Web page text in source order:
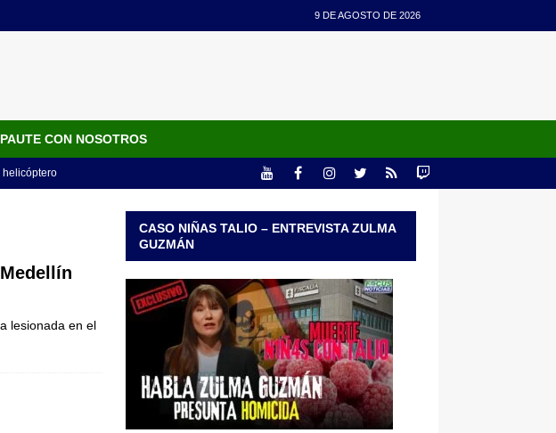
9 DE AGOSTO DE 2026
PAUTE CON NOSOTROS
helicóptero
nombres,
lesionada en el
CASO NIÑAS TALIO – ENTREVISTA ZULMA
GUZMÁN